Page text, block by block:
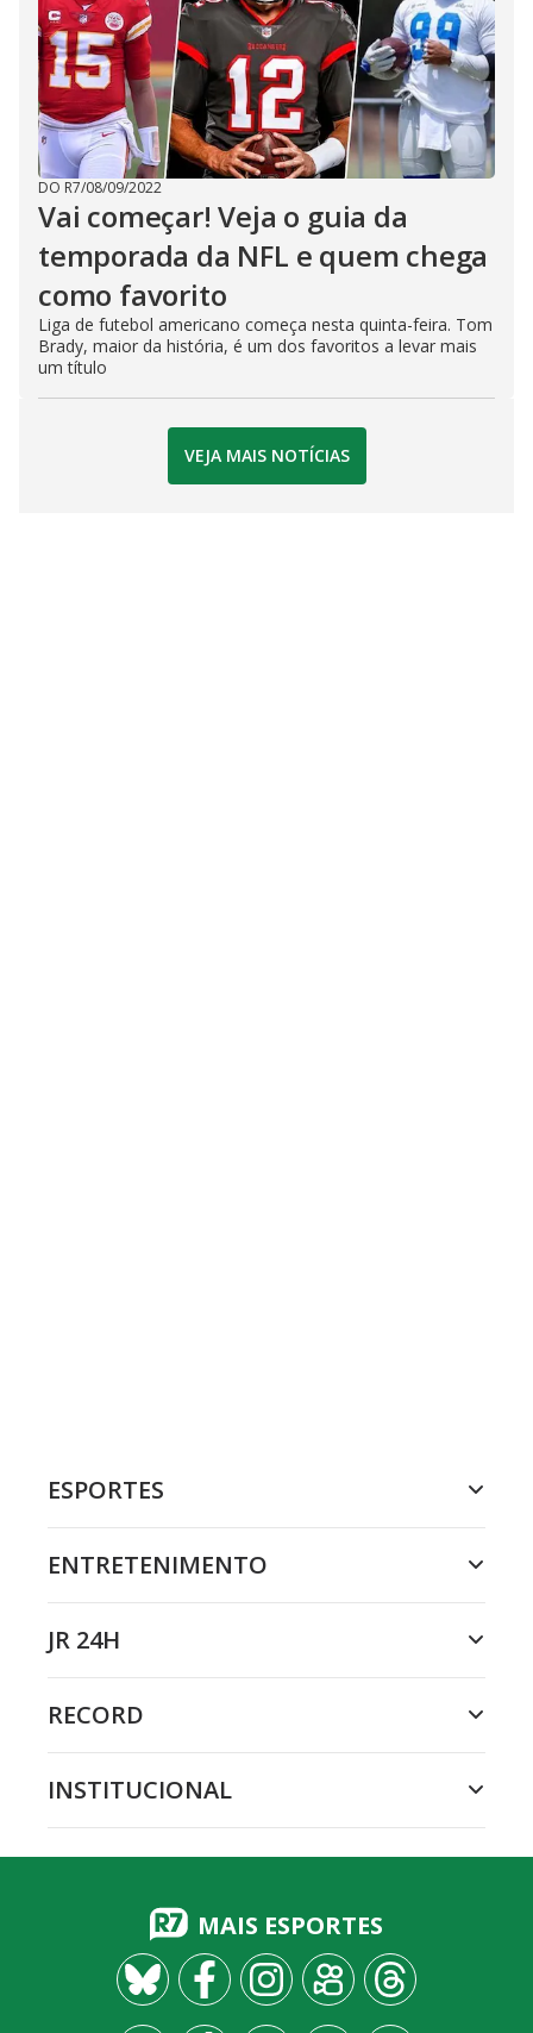
DO R7/08/09/2022
Vai começar! Veja o guia da
temporada da NFL e quem chega
como favorito
Liga de futebol americano começa nesta quinta-feira. Tom
Brady, maior da história, é um dos favoritos a levar mais
um título
VEJA MAIS NOTÍCIAS
ESPORTES
ENTRETENIMENTO
JR 24H
RECORD
INSTITUCIONAL
MAIS ESPORTES